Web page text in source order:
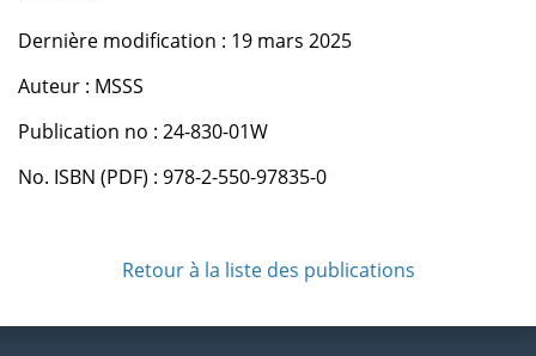
Dernière modification : 19 mars 2025
Auteur : MSSS
Publication no : 24-830-01W
No. ISBN (PDF) : 978-2-550-97835-0
Retour à la liste des publications